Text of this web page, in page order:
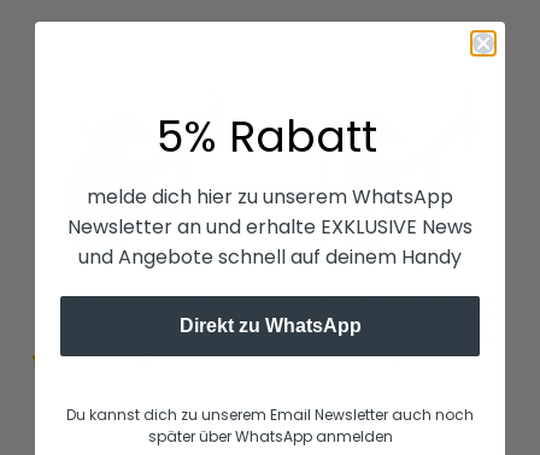
Phantom Trainingsmaske -
Blau
12
Phantom Trainingsmaske -
12
5% Rabatt
melde dich hier zu unserem WhatsApp
Newsletter an und erhalte EXKLUSIVE News
und Angebote schnell auf deinem Handy
Direkt zu WhatsApp
Du kannst dich zu unserem Email Newsletter auch noch
später über WhatsApp anmelden